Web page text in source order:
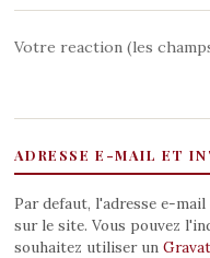
Votre reaction (les
ADRESSE E-MAIL ET
Par defaut, l'adresse e-
sur le site. Vous pouvez
souhaitez utiliser un